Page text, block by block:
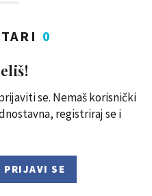
0
se. Nemaš korisnički
registriraj se i
PRIJAVI SE